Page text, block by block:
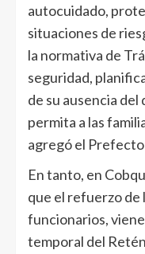
autocuidado,
situaciones de
la normativa de
seguridad,
de su ausencia
permita a las
agregó el
En tanto, en
que el refuerzo de
funcionarios,
temporal del